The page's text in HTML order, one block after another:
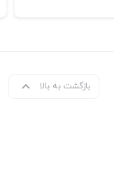
بازگشت به بالا